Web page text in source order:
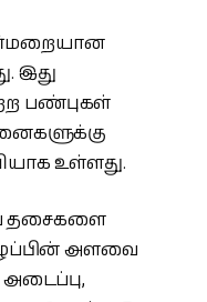
இது
பண்புகள்
உள்ளது.
தசைகளை
அளவை